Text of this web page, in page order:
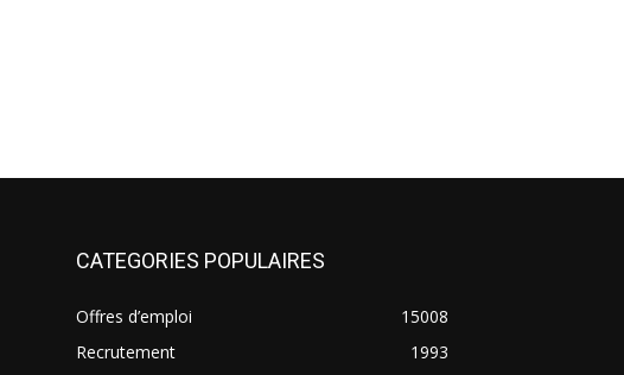
CATEGORIES POPULAIRES
Offres d’emploi
15008
Recrutement
1993